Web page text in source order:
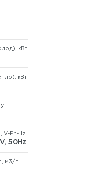
кВт
кВт
V-Ph-Hz
50Hz
м3/г